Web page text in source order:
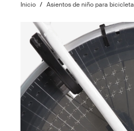
Inicio / Asientos de niño para bicicleta